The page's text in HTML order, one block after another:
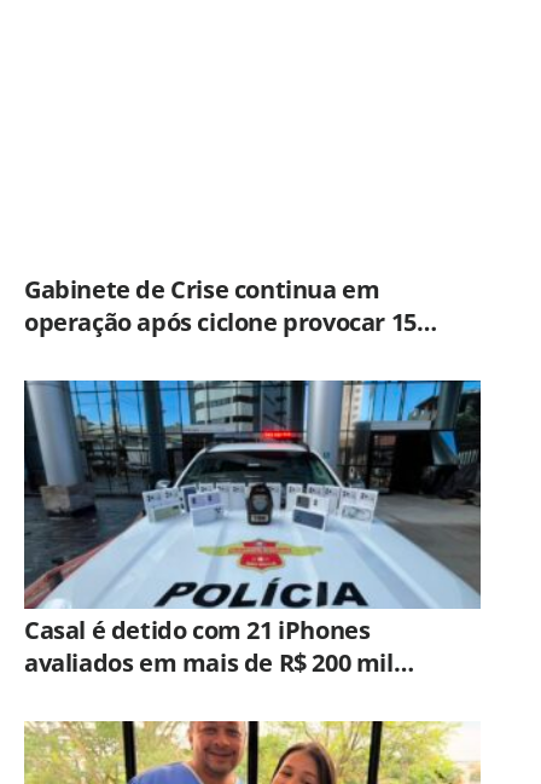
Gabinete de Crise continua em
operação após ciclone provocar 15
Casal é detido com 21 iPhones
avaliados em mais de R$ 200 mil
Campinas